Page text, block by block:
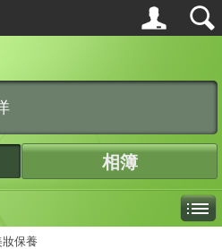
相簿
保養